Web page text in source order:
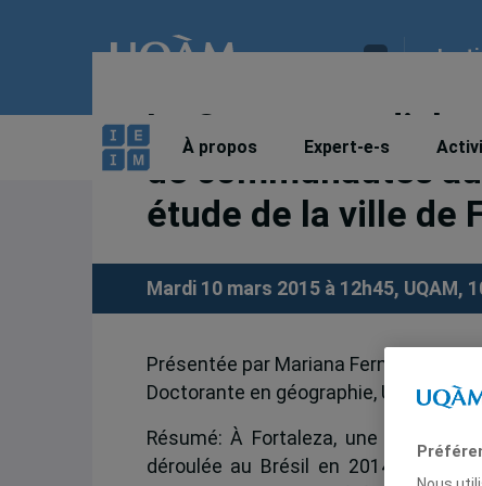
À propos Expert-e-s
La Coupe mondiale
de communautés
étude de la ville de
Mardi 10 mars 2015 à 12h45, UQAM,
Présentée par Mariana Fernandes
Doctorante en géographie, Université
Résumé: À Fortaleza, une ville du
déroulée au Brésil en 2014 a